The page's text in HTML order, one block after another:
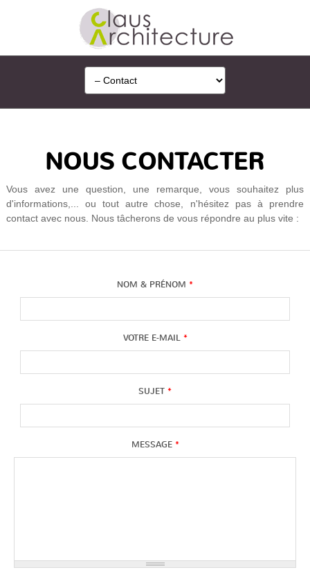
NOUS CONTACTER
Vous avez une question, une remarque, vous souhaitez plus
d'informations,... ou tout autre chose, n'hésitez pas à prendre
contact avec nous. Nous tâcherons de vous répondre au plus vite :
NOM & PRÉNOM *
VOTRE E-MAIL *
SUJET *
MESSAGE *